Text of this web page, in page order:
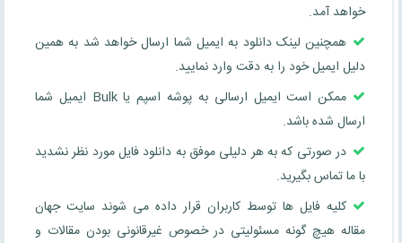
خواهد آمد.
همچنین لینک دانلود به ایمیل شما ارسال خواهد شد به همین
دلیل ایمیل خود را به دقت وارد نمایید.
ممکن است ایمیل ارسالی به پوشه اسپم یا Bulk ایمیل شما
ارسال شده باشد.
در صورتی که به هر دلیلی موفق به دانلود فایل مورد نظر نشدید
با ما تماس بگیرید.
کلیه فایل ها توسط کاربران قرار داده می شوند سایت جهان
مقاله هیچ گونه مسئولیتی در خصوص غیرقانونی بودن مقالات و